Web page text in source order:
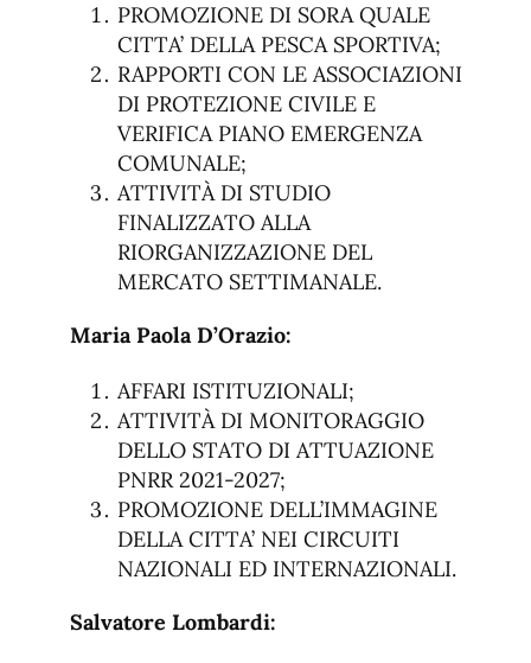
PROMOZIONE DI SORA QUALE
CITTA’ DELLA PESCA SPORTIVA;
RAPPORTI CON LE ASSOCIAZIONI
DI PROTEZIONE CIVILE E
VERIFICA PIANO EMERGENZA
COMUNALE;
ATTIVITÀ DI STUDIO
FINALIZZATO ALLA
RIORGANIZZAZIONE DEL
MERCATO SETTIMANALE.
Maria Paola D’Orazio:
AFFARI ISTITUZIONALI;
ATTIVITÀ DI MONITORAGGIO
DELLO STATO DI ATTUAZIONE
PNRR 2021-2027;
PROMOZIONE DELL’IMMAGINE
DELLA CITTA’ NEI CIRCUITI
NAZIONALI ED INTERNAZIONALI.
Salvatore Lombardi: